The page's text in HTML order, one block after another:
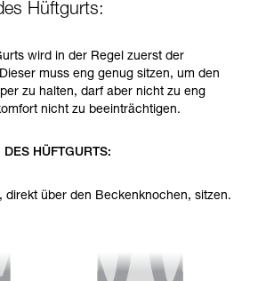
durchführen.
Techniken. Möglicherweise gibt es
Techniken, die hier nicht
werden.
Hüftgurts:
wird in der Regel zuerst der
muss eng genug sitzen, um den
zu halten, darf aber nicht zu eng
nicht zu beeinträchtigen.
HÜFTGURTS:
direkt über den Beckenknochen, sitzen.